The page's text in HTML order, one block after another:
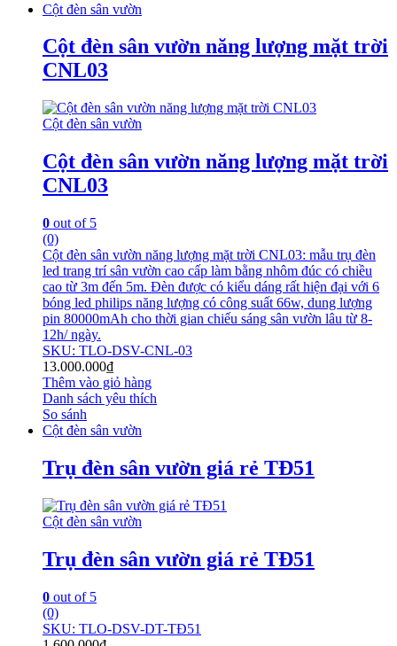
Cột đèn sân vườn
Cột đèn sân vườn năng lượng mặt trời
CNL03
Cột đèn sân vườn
Cột đèn sân vườn năng lượng mặt trời
CNL03
0 out of 5
(0)
Cột đèn sân vườn năng lượng mặt trời CNL03: mẫu trụ đèn
led trang trí sân vườn cao cấp làm bằng nhôm đúc có chiều
cao từ 3m đến 5m. Đèn được có kiểu dáng rất hiện đại với 6
bóng led philips năng lượng có công suất 66w, dung lượng
pin 80000mAh cho thời gian chiếu sáng sân vườn lâu từ 8-
12h/ ngày.
SKU: TLO-DSV-CNL-03
13.000.000₫
Thêm vào giỏ hàng
Danh sách yêu thích
So sánh
Cột đèn sân vườn
Trụ đèn sân vườn giá rẻ TĐ51
Cột đèn sân vườn
Trụ đèn sân vườn giá rẻ TĐ51
0 out of 5
(0)
SKU: TLO-DSV-DT-TĐ51